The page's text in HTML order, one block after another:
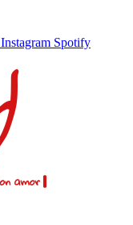
Instagram Spotify